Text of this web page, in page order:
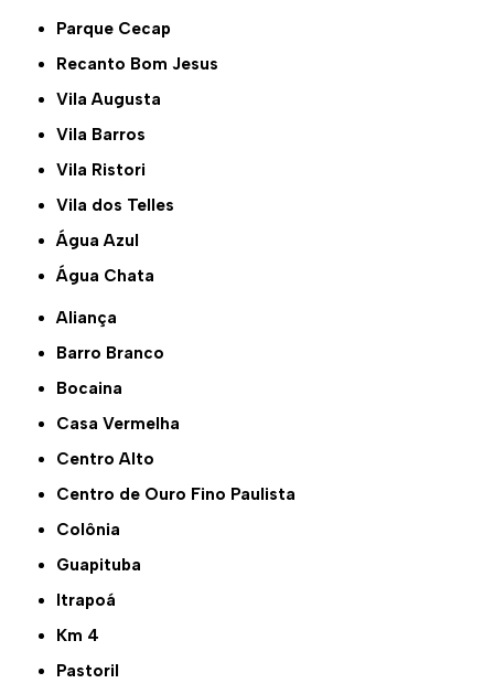
Parque Cecap
Recanto Bom Jesus
Vila Augusta
Vila Barros
Vila Ristori
Vila dos Telles
Água Azul
Água Chata
Aliança
Barro Branco
Bocaina
Casa Vermelha
Centro Alto
Centro de Ouro Fino Paulista
Colônia
Guapituba
Itrapoá
Km 4
Pastoril